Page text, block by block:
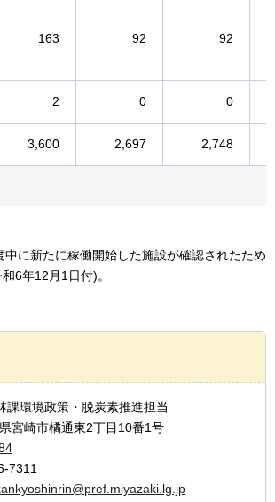
163 92 92
2 0 0
3,600 2,697 2,748
中に新たに稼働開始した施設が確認されたため
6年12月1日付)。
課環境政策・脱炭素推進担当
宮崎市橘通東2丁目10番1号
7311